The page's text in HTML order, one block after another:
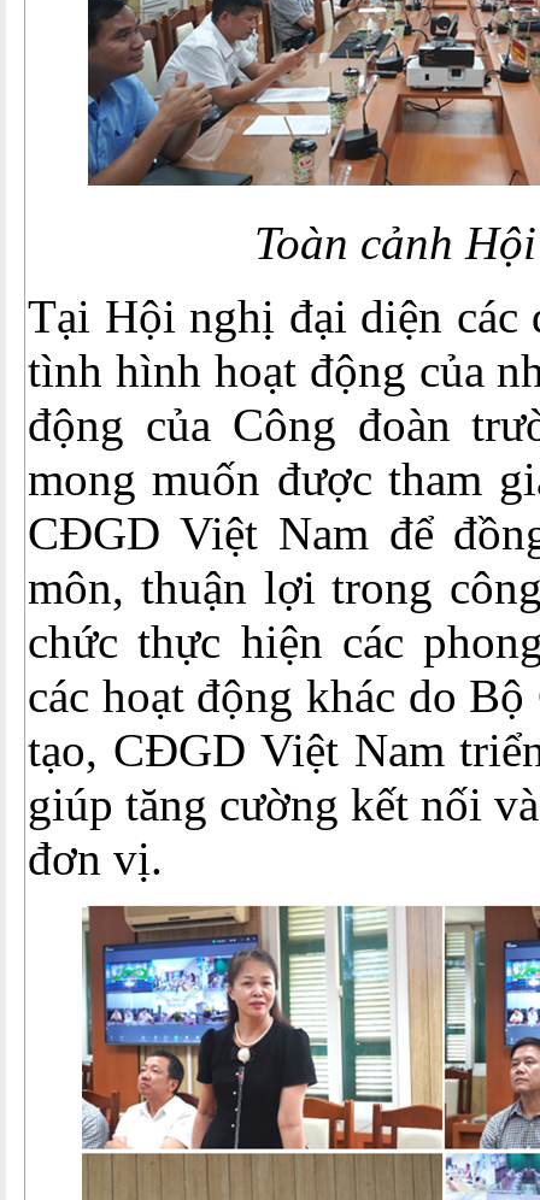
Toàn cảnh
Tại Hội nghị đại diện các
tình hình hoạt động của
động của Công đoàn
mong muốn được tham
CĐGD Việt Nam để
môn, thuận lợi trong
chức thực hiện các
các hoạt động khác do
tạo, CĐGD Việt Nam
giúp tăng cường kết nối
đơn vị.